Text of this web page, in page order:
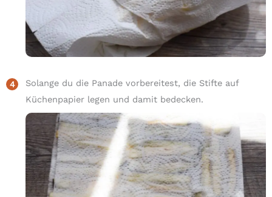
Solange du die Panade vorbereitest, die Stifte auf
Küchenpapier legen und damit bedecken.